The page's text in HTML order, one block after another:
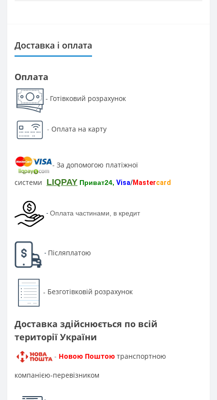
Доставка і оплата
Оплата
- Готівковий розрахунок
- Оплата на карту
- За допомогою платіжної
системи LIQPAY Приват24, Visa/Mastercard
- Оплата частинами, в кредит
- Післяплатою
- Безготівковій розрахунок
Доставка здійснюється по всій
території України
- Новою Поштою транспортною
компанією-перевізником